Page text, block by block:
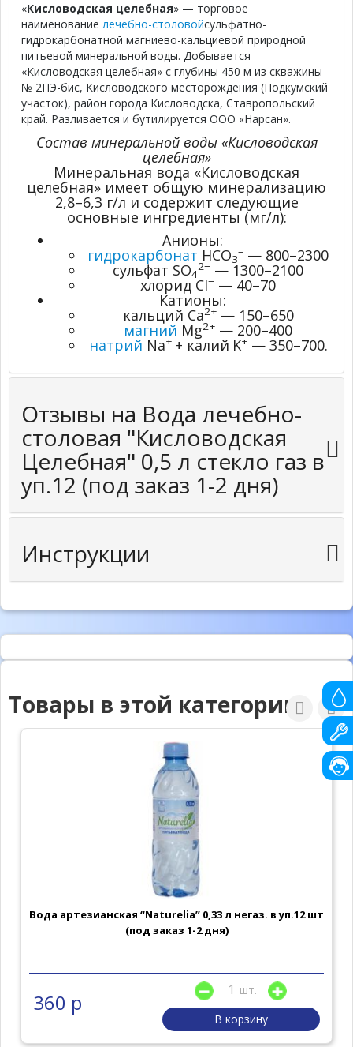
«Кисловодская целебная» — торговое
наименование лечебно-столовойсульфатно-
гидрокарбонатной магниево-кальциевой природной
питьевой минеральной воды. Добывается
«Кисловодская целебная» с глубины 450 м из скважины
№ 2ПЭ-бис, Кисловодского месторождения (Подкумский
участок), район города Кисловодска, Ставропольский
край. Разливается и бутилируется ООО «Нарсан».
Состав минеральной воды «Кисловодская
целебная»
Минеральная вода «Кисловодская
целебная» имеет общую минерализацию
2,8–6,3 г/л и содержит следующие
основные ингредиенты (мг/л):
Анионы:
гидрокарбонат HCO3
– — 800–2300
сульфат SO4
2− — 1300–2100
хлорид Cl− — 40–70
Катионы:
кальций Ca2+— 150–650
магний Mg2+ — 200–400
натрий Na+ + калий K+— 350–700.
Отзывы на Вода лечебно-
столовая "Кисловодская
Целебная" 0,5 л стекло газ в
уп.12 (под заказ 1-2 дня)
Инструкции
Товары в этой категории
Вода артезианская “Naturelia” 0,33 л негаз. в уп.12 шт
(под заказ 1-2 дня)
360 р
шт.
В корзину